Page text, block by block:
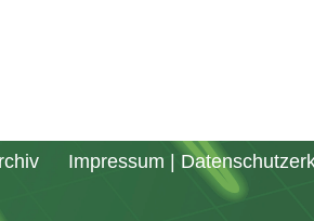
Impressum |